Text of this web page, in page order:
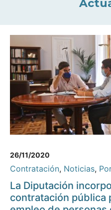
26/11/2020
Contratación, Noticias,
La Diputación
contratación pública